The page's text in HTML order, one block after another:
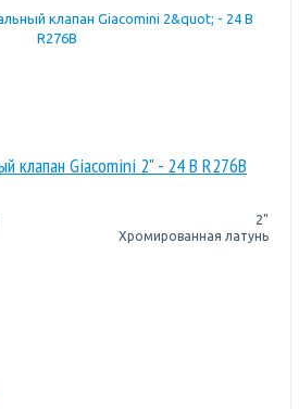
клапан Giacomini 2" - 24 В R276B
2"
Хромированная латунь